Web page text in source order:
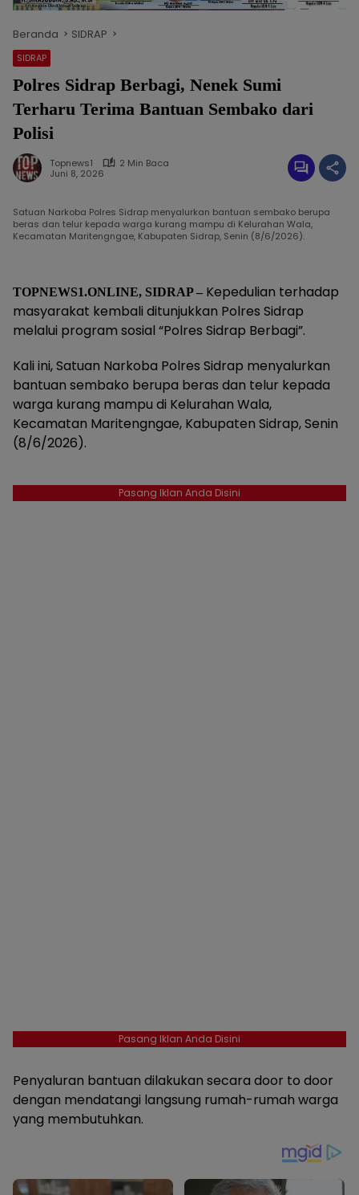
Beranda SIDRAP
SIDRAP
Polres Sidrap Berbagi, Nenek Sumi
Terharu Terima Bantuan Sembako dari
Polisi
Topnews1
2 Min Baca
Juni 8, 2026
Satuan Narkoba Polres Sidrap menyalurkan bantuan sembako berupa
beras dan telur kepada warga kurang mampu di Kelurahan Wala,
Kecamatan Maritengngae, Kabupaten Sidrap, Senin (8/6/2026).
TOPNEWS1.ONLINE, SIDRAP – Kepedulian terhadap
masyarakat kembali ditunjukkan Polres Sidrap
melalui program sosial “Polres Sidrap Berbagi”.
Kali ini, Satuan Narkoba Polres Sidrap menyalurkan
bantuan sembako berupa beras dan telur kepada
warga kurang mampu di Kelurahan Wala,
Kecamatan Maritengngae, Kabupaten Sidrap, Senin
(8/6/2026).
Pasang Iklan Anda Disini
Pasang Iklan Anda Disini
Penyaluran bantuan dilakukan secara door to door
dengan mendatangi langsung rumah-rumah warga
yang membutuhkan.